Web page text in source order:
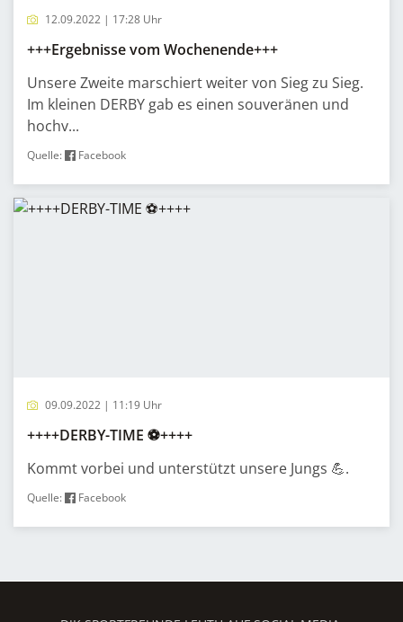
12.09.2022 | 17:28 Uhr
+++Ergebnisse vom Wochenende+++
Unsere Zweite marschiert weiter von Sieg zu Sieg.
Im kleinen DERBY gab es einen souveränen und
hochv...
Quelle: Facebook
09.09.2022 | 11:19 Uhr
++++DERBY-TIME ⚽️++++
Kommt vorbei und unterstützt unsere Jungs 💪.
Quelle: Facebook